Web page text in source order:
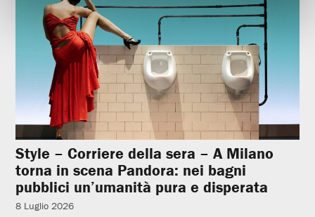
Style – Corriere della sera – A Milano
torna in scena Pandora: nei bagni
pubblici un’umanità pura e disperata
8 Luglio 2026